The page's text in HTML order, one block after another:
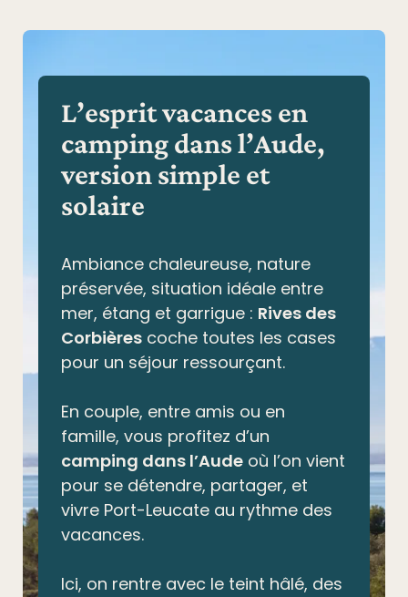
L’esprit vacances en
camping dans l’Aude,
version simple et
solaire
Ambiance chaleureuse, nature
préservée, situation idéale entre
mer, étang et garrigue : Rives des
Corbièrescoche toutes les cases
pour un séjour ressourçant.
En couple, entre amis ou en
famille, vous profitez d’un
camping dans l’Audeoù l’on vient
pour se détendre, partager, et
vivre Port-Leucate au rythme des
vacances.
Ici, on rentre avec le teint hâlé, des